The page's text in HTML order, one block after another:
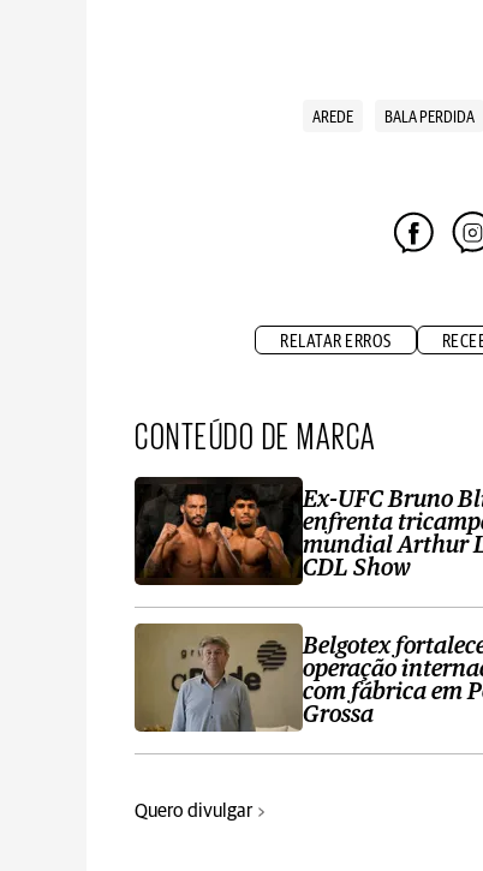
AREDE BALA PERDIDA
RELATAR ERROS
CONTEÚDO DE MARCA
Ex-UFC Bruno
enfrenta
mundial Arthur
CDL Show
Belgotex
operação
com fábrica em
Grossa
Quero divulgar